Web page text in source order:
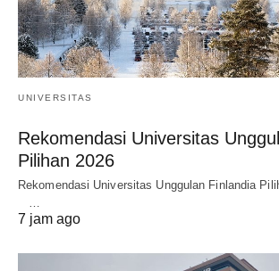
UNIVERSITAS
Rekomendasi Universitas
Pilihan 2026
Rekomendasi Universitas Unggulan
…
7 jam ago